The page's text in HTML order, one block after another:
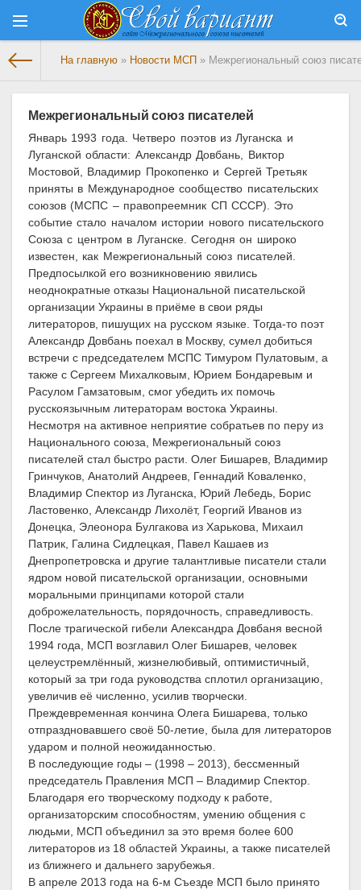
На главную » Новости МСП » Межрегиональный союз
Межрегиональный союз писателей
Январь 1993 года. Четверо поэтов из Луганска и
Луганской области: Александр Довбань, Виктор
Мостовой, Владимир Прокопенко и Сергей Третьяк
приняты в Международное сообщество писательских
союзов (МСПС – правопреемник СП СССР). Это
событие стало началом истории нового писательского
Союза с центром в Луганске. Сегодня он широко
известен, как Межрегиональный союз писателей.
Предпосылкой его возникновению явились
неоднократные отказы Национальной писательской
организации Украины в приёме в свои ряды
литераторов, пишущих на русском языке. Тогда-то поэт
Александр Довбань поехал в Москву, сумел добиться
встречи с председателем МСПС Тимуром Пулатовым, а
также с Сергеем Михалковым, Юрием Бондаревым и
Расулом Гамзатовым, смог убедить их помочь
русскоязычным литераторам востока Украины.
Несмотря на активное неприятие собратьев по перу из
Национального союза, Межрегиональный союз
писателей стал быстро расти. Олег Бишарев, Владимир
Гринчуков, Анатолий Андреев, Геннадий Коваленко,
Владимир Спектор из Луганска, Юрий Лебедь, Борис
Ластовенко, Александр Лихолёт, Георгий Иванов из
Донецка, Элеонора Булгакова из Харькова, Михаил
Патрик, Галина Сидлецкая, Павел Кашаев из
Днепропетровска и другие талантливые писатели стали
ядром новой писательской организации, основными
моральными принципами которой стали
доброжелательность, порядочность, справедливость.
После трагической гибели Александра Довбаня весной
1994 года, МСП возглавил Олег Бишарев, человек
целеустремлённый, жизнелюбивый, оптимистичный,
который за три года руководства сплотил организацию,
увеличив её численно, усилив творчески.
Преждевременная кончина Олега Бишарева, только
отпраздновавшего своё 50-летие, была для литераторов
ударом и полной неожиданностью.
В последующие годы – (1998 – 2013), бессменный
председатель Правления МСП – Владимир Спектор.
Благодаря его творческому подходу к работе,
организаторским способностям, умению общения с
людьми, МСП объединил за это время более 600
литераторов из 18 областей Украины, а также писателей
из ближнего и дальнего зарубежья.
В апреле 2013 года на 6-м Съезде МСП было принято